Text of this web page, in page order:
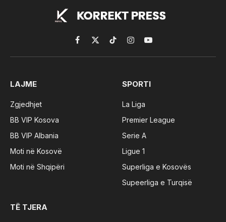
Facebook
X
(Twitter)
TikTokInstagramYouTube
LAJME
Zgjedhjet
BB VIP Kosova
BB VIP Albania
Moti në Kosovë
Moti në Shqipëri
SPORTI
La Liga
Premier League
Serie A
Ligue 1
Superliga e Kosovës
Supeerliga e Turqisë
TË TJERA